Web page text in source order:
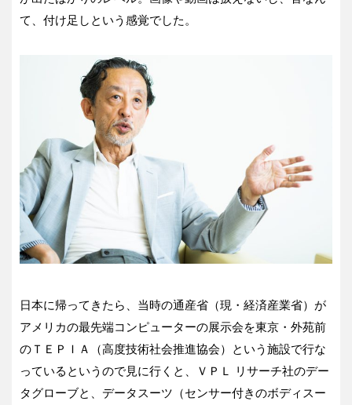
て、付け足しという感覚でした。
日本に帰ってきたら、当時の通産省（現・経済産業省）が
アメリカの最先端コンピューターの展示会を東京・外苑前
のＴＥＰＩＡ（高度技術社会推進協会）という施設で行な
っているというので見に行くと、ＶＰＬ リサーチ社のデー
タグローブと、データスーツ（センサー付きのボディスー